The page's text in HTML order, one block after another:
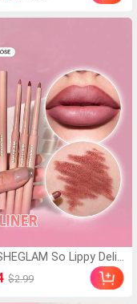
top de tanque para e
ntrenamiento, camisas
para mujeres en el gimn
asio
So Lippy Delin
eador De Labios-Misty R
Lip Combo Marca D
$2.99